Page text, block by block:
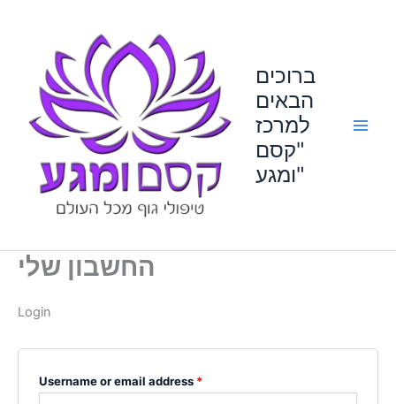
ברוכים
הבאים
למרכז
"קסם
ומגע"
החשבון שלי
Login
Username or email address *